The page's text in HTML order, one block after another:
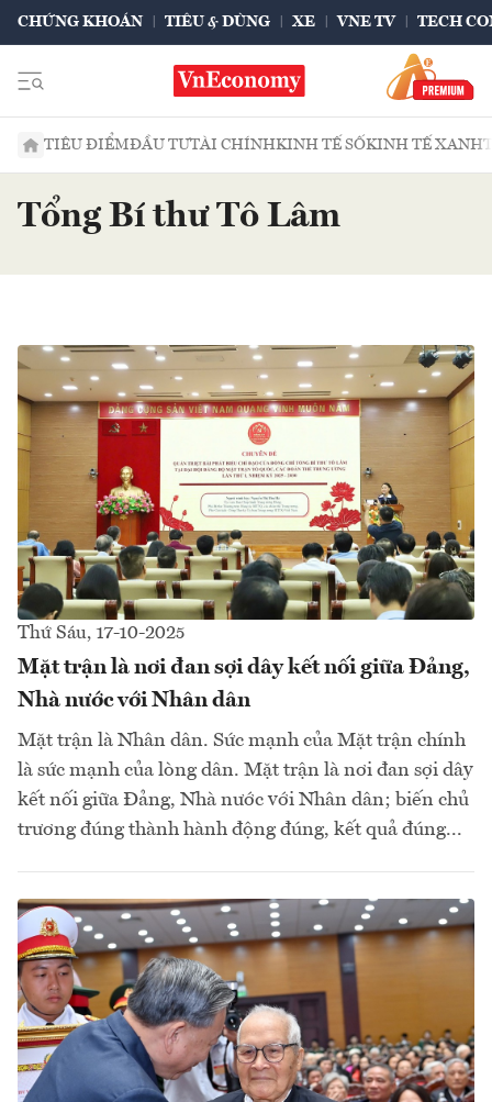
CHỨNG KHOÁN TIÊU & DÙNG XE VNE TV TECH
TIÊU ĐIỂMĐẦU TƯTÀI CHÍNHKINH TẾ SỐKINH TẾ XANH
Tổng Bí thư Tô Lâm
Thứ Sáu, 17-10-2025
Mặt trận là nơi đan sợi dây kết nối giữa Đảng,
Nhà nước với Nhân dân
Mặt trận là Nhân dân. Sức mạnh của Mặt trận chính
là sức mạnh của lòng dân. Mặt trận là nơi đan sợi dây
kết nối giữa Đảng, Nhà nước với Nhân dân; biến chủ
trương đúng thành hành động đúng, kết quả đúng...